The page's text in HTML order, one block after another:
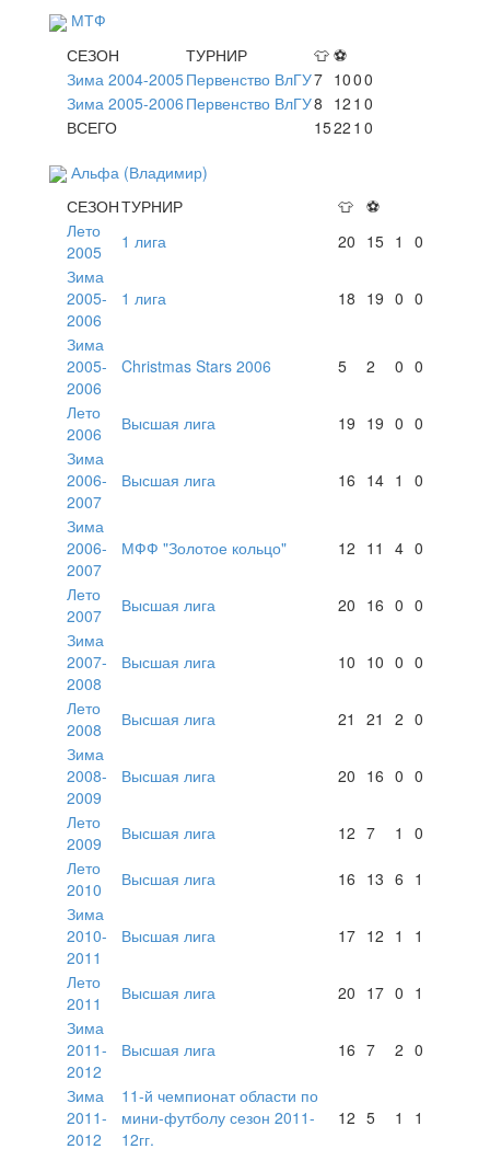
МТФ
СЕЗОН
ТУРНИР 👕 ⚽
Зима 2004-2005Первенство ВлГУ7 1000
Зима 2005-2006 Первенство ВлГУ8 12 1 0
ВСЕГО
1522 1 0
Альфа (Владимир)
СЕЗОНТУРНИР 👕 ⚽
Лето
2005
1 лига 20 15 1
0
Зима
2005-
2006
1 лига 18 19 0 0
Зима
2005-
2006
Christmas Stars 2006 5 2 0 0
Лето
2006
Высшая лига 19 19 0 0
Зима
2006-
2007
Высшая лига 16 14 1 0
Зима
2006-
2007
МФФ "Золотое кольцо" 12 11 4 0
Лето
2007
Высшая лига 20 16 0 0
Зима
2007-
2008
Высшая лига 10 10 0 0
Лето
2008
Высшая лига 21 21 2 0
Зима
2008-
2009
Высшая лига 20 16 0 0
Лето
2009
Высшая лига 12 7 1
0
Лето
2010
Высшая лига 16 13 6 1
Зима
2010-
2011
Высшая лига 17 12 1 1
Лето
2011
Высшая лига 20 17 0 1
Зима
2011-
2012
Высшая лига 16 7 2 0
Зима
2011-
2012
11-й чемпионат области по
мини-футболу сезон 2011-
12гг.
12 5 1 1